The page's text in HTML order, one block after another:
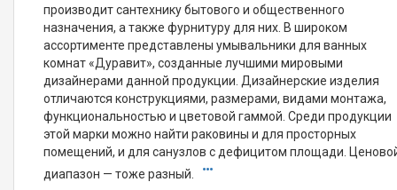
производит сантехнику бытового и общественного
назначения, а также фурнитуру для них. В широком
ассортименте представлены умывальники для ванных
комнат «Дуравит», созданные лучшими мировыми
дизайнерами данной продукции. Дизайнерские изделия
отличаются конструкциями, размерами, видами монтажа,
функциональностью и цветовой гаммой. Среди продукции
этой марки можно найти раковины и для просторных
помещений, и для санузлов с дефицитом площади.
диапазон — тоже разный.